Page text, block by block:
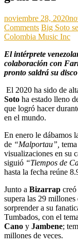
noviembre 28, 2020
Comments Big Soto
Colombia Music Inc
El intérprete
colaboración con
pronto saldrá su
El 2020 ha sido de
Soto ha estado lleno
que logró hacer
en el mundo.
En enero le dábamos
de “Malportau”,
visualizaciones en su
siguió “Tiempos de
hasta la fecha reúne
Junto a Bizarrap
supera las 29
sorprender a su
Tumbados, con el tema
Cano y Jambene;
millones de veces.